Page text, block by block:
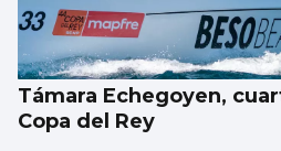
Támara Echegoyen,
Copa del Rey